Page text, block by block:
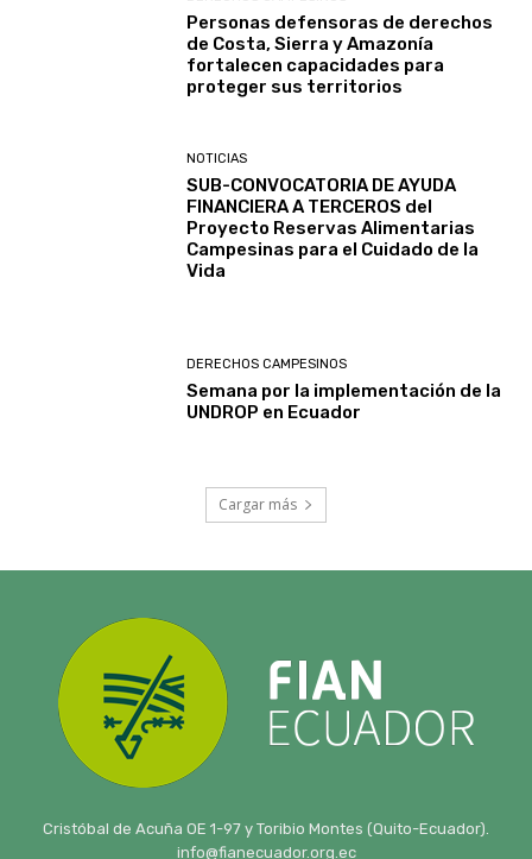
Cristóbal de Acuña OE 1-97 y Toribio Montes (Quito-Ecuador).
info@fianecuador.org.ec